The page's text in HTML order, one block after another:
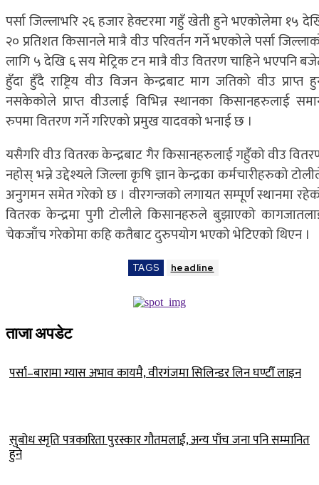
पर्सा जिल्लाभरि २६ हजार हेक्टरमा गहुँ खेती हुने भएकोलेमा १५
२० प्रतिशत किसानले मात्रै वीउ परिवर्तन गर्ने भएकोले पर्सा
लागि ५ देखि ६ सय मेट्रिक टन मात्रै वीउ वितरण चाहिने भएपनि
हुँदा हुँदै राष्ट्रिय वीउ विजन केन्द्रबाट माग जतिको वीउ प्राप्त
नसकेकोले प्राप्त वीउलाई विभिन्न स्थानका किसानहरुलाई
रुपमा वितरण गर्ने गरिएको प्रमुख यादवको भनाई छ ।
यसैगरि वीउ वितरक केन्द्रबाट गैर किसानहरुलाई गहुँको वीउ
नहोस् भन्ने उद्देश्यले जिल्ला कृषि ज्ञान केन्द्रका कर्मचारीहरुको
अनुगमन समेत गरेको छ । वीरगन्जको लगायत सम्पूर्ण स्थानमा
वितरक केन्द्रमा पुगी टोलीले किसानहरुले बुझाएको
चेकजाँच गरेकोमा कहि कतैबाट दुरुपयोग भएको भेटिएको थिएन ।
TAGS headline
ताजा अपडेट
पर्सा–बारामा ग्यास अभाव कायमै, वीरगंजमा सिलिन्डर लिन घण्टौँ लाइन
सुबोध स्मृति पत्रकारिता पुरस्कार गौतमलाई, अन्य पाँच जना पनि सम्मानित
हुने